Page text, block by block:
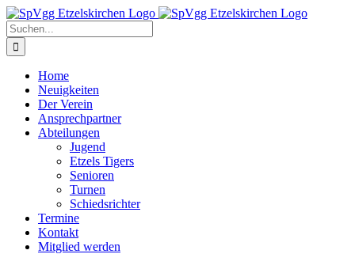
Zum
Inhalt
springen
Suche
nach:
Home
Neuigkeiten
Der Verein
Ansprechpartner
Abteilungen
Jugend
Etzels Tigers
Senioren
Turnen
Schiedsrichter
Termine
Kontakt
Mitglied werden